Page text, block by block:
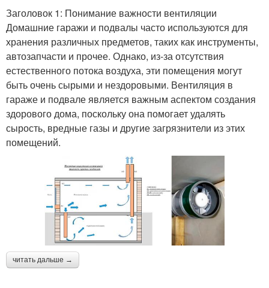
Заголовок 1: Понимание важности вентиляции
Домашние гаражи и подвалы часто используются для
хранения различных предметов, таких как инструменты,
автозапчасти и прочее. Однако, из-за отсутствия
естественного потока воздуха, эти помещения могут
быть очень сырыми и нездоровыми. Вентиляция в
гараже и подвале является важным аспектом создания
здорового дома, поскольку она помогает удалять
сырость, вредные газы и другие загрязнители из этих
помещений.
читать дальше →